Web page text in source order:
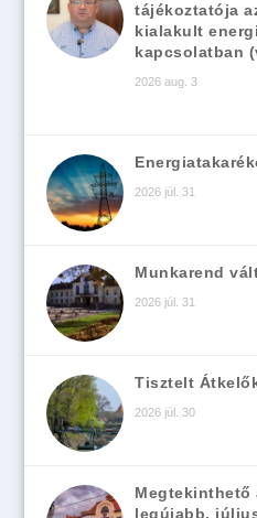
tájékoztatója
kialakult
kapcsolatban
2026 aug. 3
2026 júl. 31
Munkarend
2026 júl. 31
Tisztelt
2026 júl. 30
Megtekinthető
legújabb,